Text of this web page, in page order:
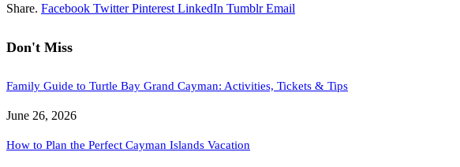
Share. Facebook Twitter Pinterest LinkedIn Tumblr Email
Don't Miss
Family Guide to Turtle Bay Grand Cayman: Activities, Tickets & Tips
June 26, 2026
How to Plan the Perfect Cayman Islands Vacation